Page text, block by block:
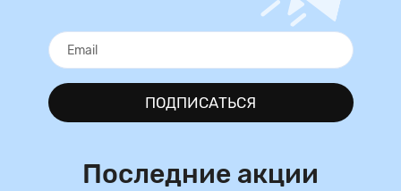
ПОДПИСАТЬСЯ
Последние акции